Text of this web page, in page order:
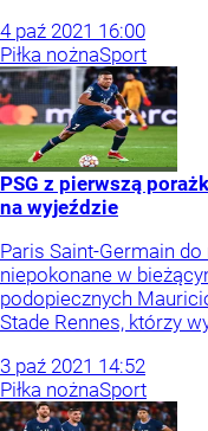
4 paź 2021 16:00
Piłka nożnaSport
PSG z pierwszą
na wyjeździe
Paris Saint-Germain
niepokonane w
podopiecznych
Stade Rennes, którzy
3 paź 2021 14:52
Piłka nożnaSport